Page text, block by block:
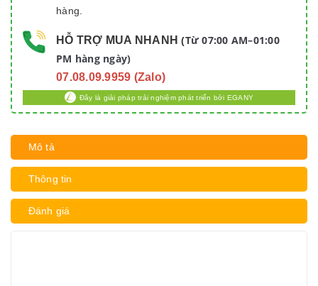
hàng.
HỖ TRỢ MUA NHANH (Từ 07:00 AM–01:00
PM hàng ngày)
07.08.09.9959 (Zalo)
Đây là giải pháp trải nghiệm phát triển bởi EGANY
Mô tả
Thông tin
Đánh giá